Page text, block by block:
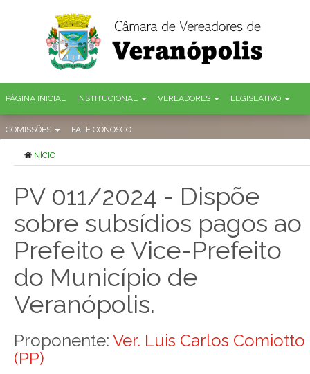
PÁGINA INICIAL INSTITUCIONAL VEREADORES LEGISLATIVO
COMISSÕES FALE CONOSCO
INÍCIO
PV 011/2024 - Dispõe
sobre subsídios pagos ao
Prefeito e Vice-Prefeito
do Município de
Veranópolis.
Proponente: Ver. Luis Carlos Comiotto
(PP)